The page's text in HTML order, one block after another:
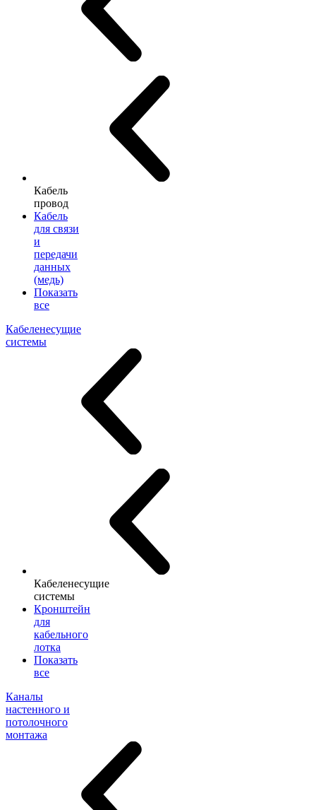
Кабель
провод
Кабель
для связи
и
передачи
данных
(медь)
Показать
все
Кабеленесущие
системы
Кабеленесущие
системы
Кронштейн
для
кабельного
лотка
Показать
все
Каналы
настенного и
потолочного
монтажа